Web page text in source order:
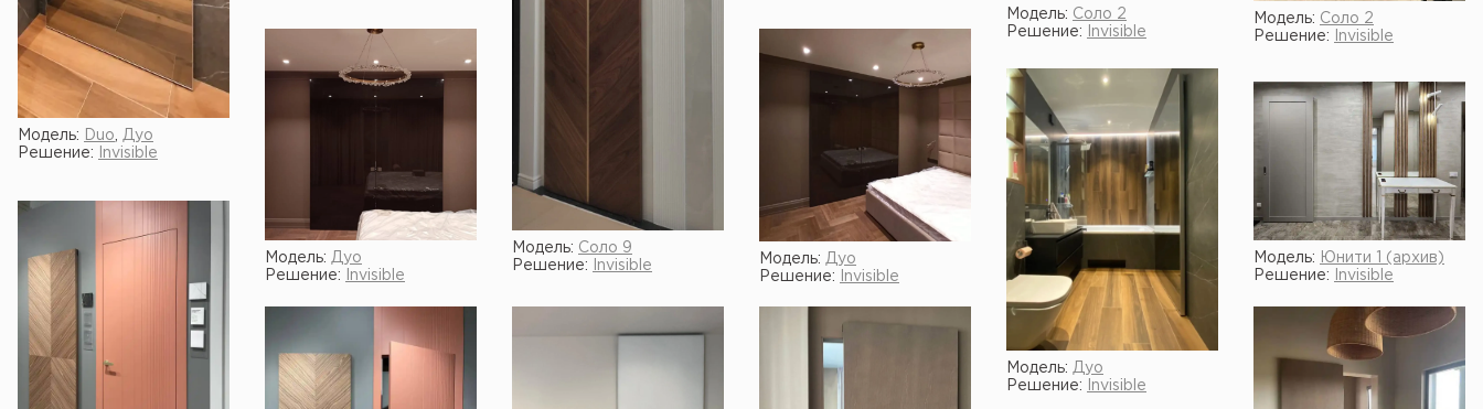
Модель: Duo
Дуо
Решение:
Invisible
Модель: Соло 2
Решение:
Invisible
Модель: Соло 2
Решение:
Invisible
Модель: Соло 9
Решение:
Invisible
Модель: Дуо
Решение:
Invisible
Модель: Дуо
Решение:
Invisible
Модель: Дуо
Решение:
Invisible
Модель:
Юнити 1 (архив)
Решение:
Invisible